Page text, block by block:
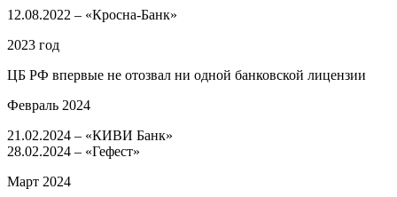
12.08.2022 – «Кросна-Банк»
2023 год
ЦБ РФ впервые не отозвал ни одной банковской лицензии
Февраль 2024
21.02.2024 – «КИВИ Банк»
28.02.2024 – «Гефест»
Март 2024